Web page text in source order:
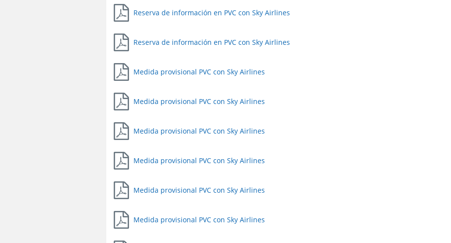
Reserva de información en PVC con Sky Airlines
Reserva de información en PVC con Sky Airlines
Medida provisional PVC con Sky Airlines
Medida provisional PVC con Sky Airlines
Medida provisional PVC con Sky Airlines
Medida provisional PVC con Sky Airlines
Medida provisional PVC con Sky Airlines
Medida provisional PVC con Sky Airlines